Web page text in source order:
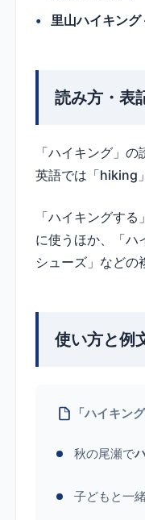
里山ハイキング
読み方・表
「ハイキング」の
英語では「hiking
「ハイキングす
に使うほか、「ハ
シューズ」などの
使い方と例
「ハイキン
秋の尾瀬で
子どもと一